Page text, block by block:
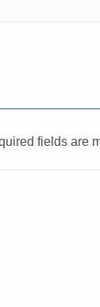
fields are